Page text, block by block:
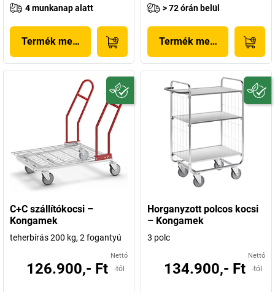
4 munkanap alatt
Termék megjelenítése
> 72 órán belül
Termék megjelenítése
C+C szállítókocsi –
Kongamek
teherbírás 200 kg, 2 fogantyú
Nettó
126.900,- Ft -tól
Horganyzott polcos kocsi
– Kongamek
3 polc
Nettó
134.900,- Ft -tól